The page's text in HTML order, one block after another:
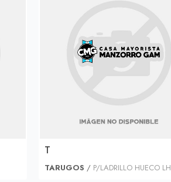
T
TARUGOS / P/LADRILLO HUECO LH